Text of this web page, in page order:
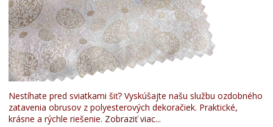
Nestíhate pred sviatkami šiť? Vyskúšajte našu službu ozdobného
zatavenia obrusov z polyesterových dekoračiek. Praktické,
krásne a rýchle riešenie. Zobraziť viac...